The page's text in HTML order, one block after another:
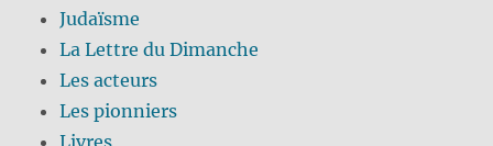
Judaïsme
La Lettre du Dimanche
Les acteurs
Les pionniers
Livres